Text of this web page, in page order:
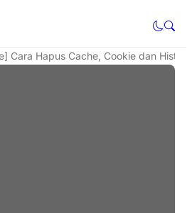
Cara Hapus Cache, Cookie dan Histori